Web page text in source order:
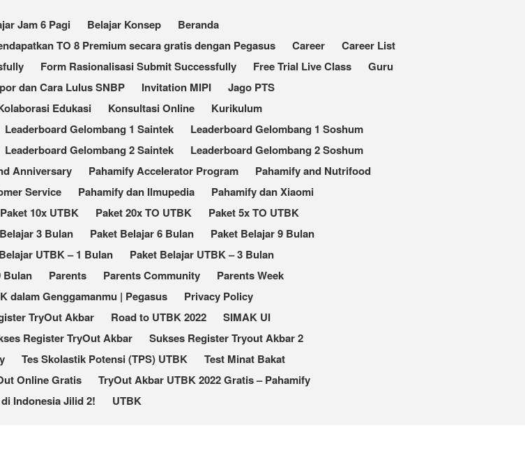
Jam 6 Pagi Belajar Konsep
Beranda
TO 8 Premium secara gratis dengan Pegasus Career
Career List
Form Rasionalisasi Submit Successfully Free Trial Live Class
Guru
dan Cara Lulus SNBP Invitation MIPI
Jago PTS
Edukasi Konsultasi Online
Kurikulum
Leaderboard Gelombang 1 Saintek
Leaderboard Gelombang 1 Soshum
Leaderboard Gelombang 2 Saintek
Leaderboard Gelombang 2 Soshum
Anniversary Pahamify Accelerator Program
Pahamify and Nutrifood
Service Pahamify dan Ilmupedia
Pahamify dan Xiaomi
Paket 10x UTBK Paket 20x TO UTBK
Paket 5x TO UTBK
3 Bulan Paket Belajar 6 Bulan
Paket Belajar 9 Bulan
UTBK – 1 Bulan
Paket Belajar UTBK – 3 Bulan
Bulan Parents Parents Community
Parents Week
dalam Genggamanmu | Pegasus
Privacy Policy
TryOut Akbar Road to UTBK 2022
SIMAK UI
Register TryOut Akbar
Sukses Register Tryout Akbar 2
Tes Skolastik Potensi (TPS) UTBK
Test Minat Bakat
Online Gratis
TryOut Akbar UTBK 2022 Gratis – Pahamify
Indonesia Jilid 2! UTBK